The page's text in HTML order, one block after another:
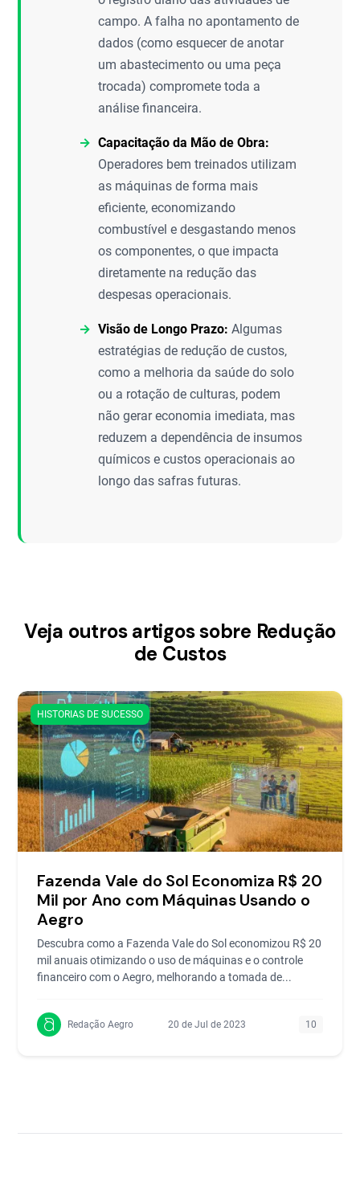
campo. A falha no apontamento de
dados (como esquecer de anotar
um abastecimento ou uma peça
trocada) compromete toda a
análise financeira.
Capacitação da Mão de Obra:
Operadores bem treinados utilizam
as máquinas de forma mais
eficiente, economizando
combustível e desgastando menos
os componentes, o que impacta
diretamente na redução das
despesas operacionais.
Visão de Longo Prazo: Algumas
estratégias de redução de custos,
como a melhoria da saúde do solo
ou a rotação de culturas, podem
não gerar economia imediata, mas
reduzem a dependência de insumos
químicos e custos operacionais ao
longo das safras futuras.
Veja outros artigos sobre Redução
de Custos
HISTORIAS DE SUCESSO
Fazenda Vale do Sol Economiza R$ 20
Mil por Ano com Máquinas Usando o
Aegro
Descubra como a Fazenda Vale do Sol economizou R$ 20
mil anuais otimizando o uso de máquinas e o controle
financeiro com o Aegro, melhorando a tomada de...
Redação Aegro 20 de Jul de 2023 10